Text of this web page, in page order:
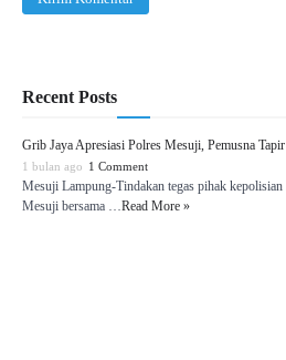
Recent Posts
Grib Jaya Apresiasi Polres Mesuji, Pemusna
1 bulan ago 1 Comment
Mesuji Lampung-Tindakan tegas pihak
Mesuji bersama …Read More »